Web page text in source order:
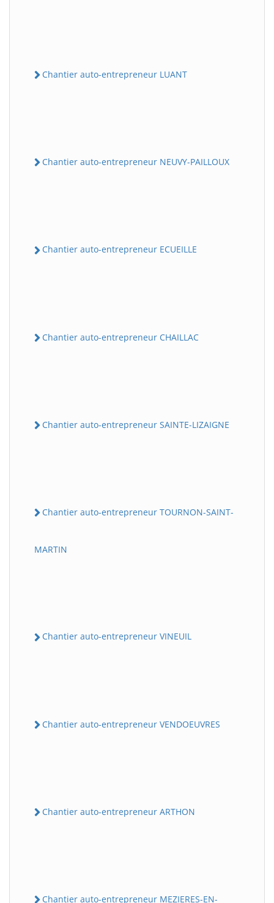
Chantier auto-entrepreneur LUANT
Chantier auto-entrepreneur NEUVY-PAILLOUX
Chantier auto-entrepreneur ECUEILLE
Chantier auto-entrepreneur CHAILLAC
Chantier auto-entrepreneur SAINTE-LIZAIGNE
Chantier auto-entrepreneur TOURNON-SAINT-
MARTIN
Chantier auto-entrepreneur VINEUIL
Chantier auto-entrepreneur VENDOEUVRES
Chantier auto-entrepreneur ARTHON
Chantier auto-entrepreneur MEZIERES-EN-